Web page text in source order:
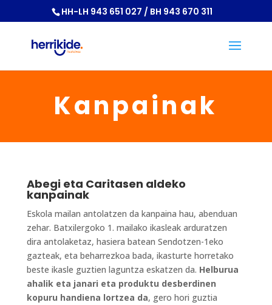
HH-LH 943 651 027 / BH 943 670 311
Kanpainak
Abegi eta Caritasen aldeko
kanpainak
Eskola mailan antolatzen da kanpaina hau, abenduan
zehar. Batxilergoko 1. mailako ikasleak arduratzen
dira antolaketaz, hasiera batean Sendotzen-1eko
gazteak, eta beharrezkoa bada, ikasturte horretako
beste ikasle guztien laguntza eskatzen da. Helburua
ahalik eta janari eta produktu desberdinen
kopuru handiena lortzea da, gero hori guztia